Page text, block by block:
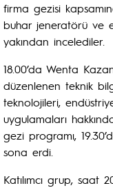
firma gezisi
buhar jeneratörü ve
yakından incelediler.
18.00’da Wenta
düzenlenen teknik
teknolojileri,
uygulamaları
gezi programı,
sona erdi.
Katılımcı grup, saat